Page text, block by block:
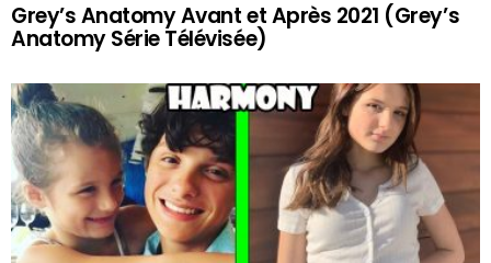
Grey’s Anatomy Avant et Après 2021 (Grey’s
Anatomy Série Télévisée)